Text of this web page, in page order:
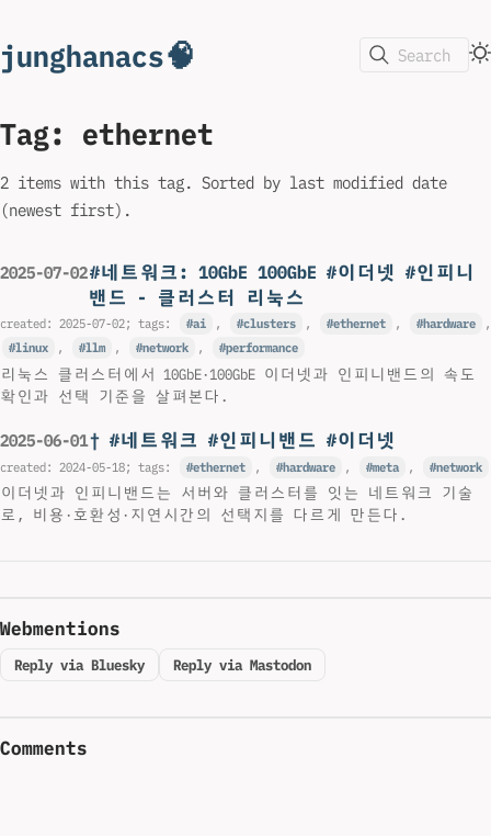
junghanacs🧠 Search
Tag: ethernet
2 items with this tag. Sorted by last modified date
(newest first).
2025-07-02#네트워크: 10GbE 100GbE #이더넷 #인피니
밴드 - 클러스터 리눅스
created: 2025-07-02; tags: ai , clusters , ethernet , hardware
,
linux
, llm , network , performance
리눅스 클러스터에서 10GbE·100GbE 이더넷과 인피니밴드의 속도
확인과 선택 기준을 살펴본다.
2025-06-01† #네트워크 #인피니밴드 #이더넷
created: 2024-05-18; tags: ethernet , hardware , meta , network
이더넷과 인피니밴드는 서버와 클러스터를 잇는 네트워크 기술
로, 비용·호환성·지연시간의 선택지를 다르게 만든다.
Webmentions
Reply via Bluesky Reply via Mastodon
Comments